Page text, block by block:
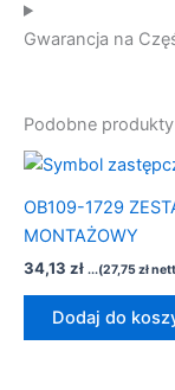
Gwarancja na
Podobne produkty
OB109-1729
MONTAŻOWY
34,13 zł ...(27,75zł
Dodaj do